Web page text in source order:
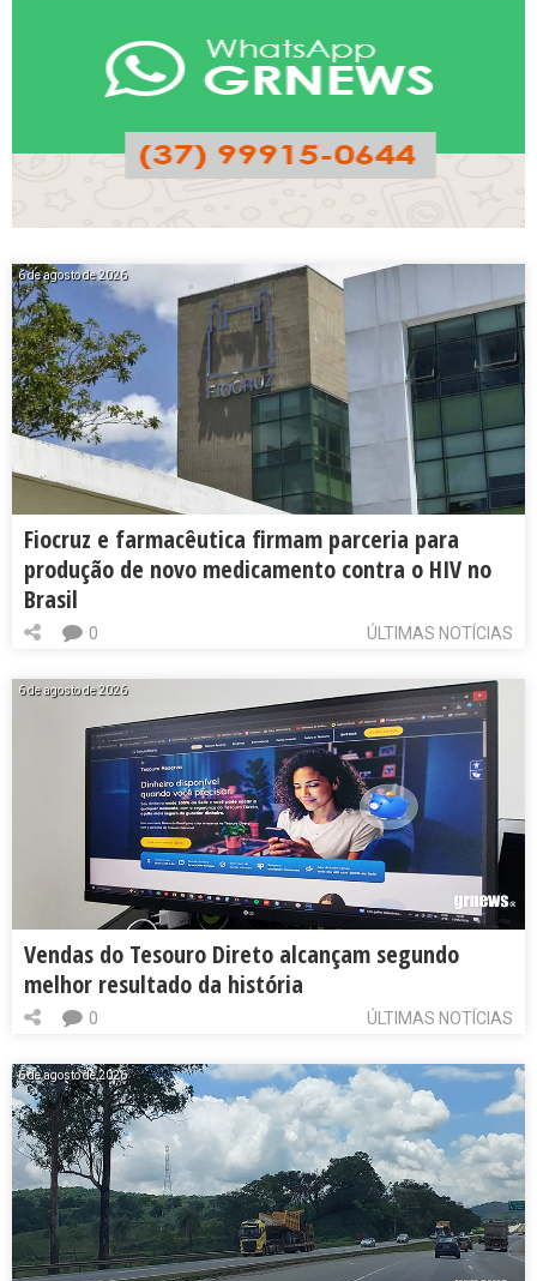
6 de agosto de 2026
Fiocruz e farmacêutica firmam parceria para
produção de novo medicamento contra o HIV no
Brasil
ÚLTIMAS NOTÍCIAS
0
6 de agosto de 2026
Vendas do Tesouro Direto alcançam segundo
melhor resultado da história
ÚLTIMAS NOTÍCIAS
0
6 de agosto de 2026